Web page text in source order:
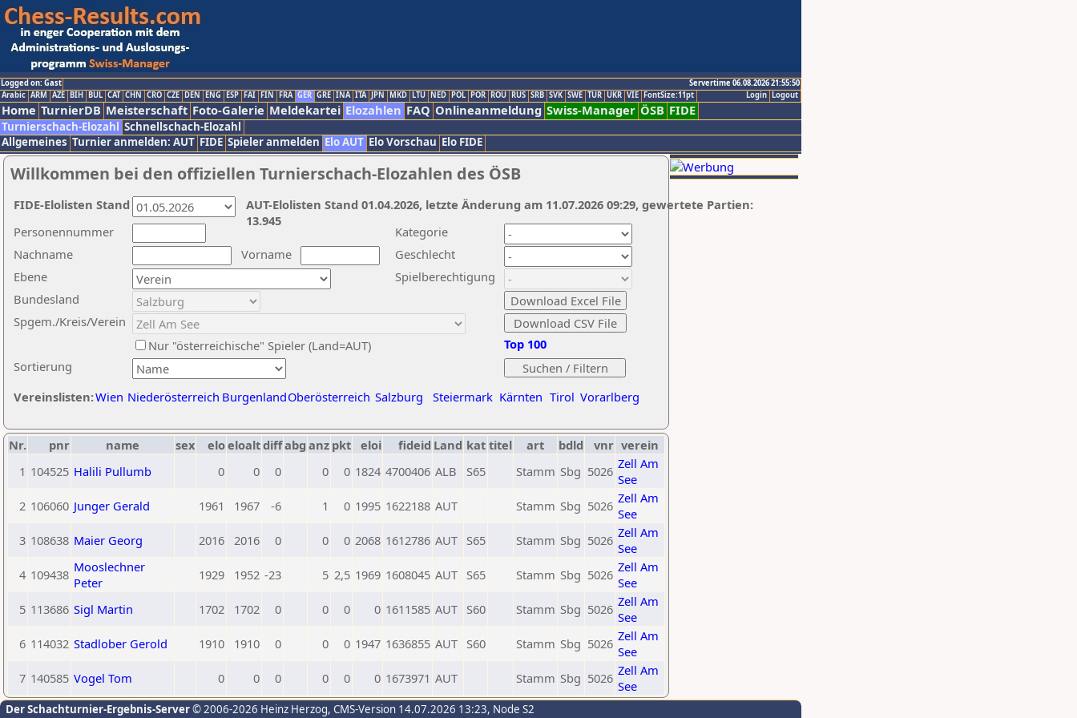
Logged on: Gast
Servertime 06.08.2026 21:55:50
Logout
Login
Arabic ARM AZE BIH BUL CAT CHN CRO CZE DEN ENG ESP FAI FIN FRA GER GRE INA ITA JPN MKD LTU NED POL POR ROU RUS SRB SVK SWE TUR UKR VIE FontSize:11pt
Home TurnierDB Meisterschaft Foto-Galerie Meldekartei Elozahlen FAQ Onlineanmeldung Swiss-Manager ÖSB FIDE
Turnierschach-Elozahl Schnellschach-Elozahl
Allgemeines Turnier anmelden: AUT FIDE Spieler anmelden Elo AUT Elo Vorschau Elo FIDE
Willkommen bei den offiziellen Turnierschach-Elozahlen des ÖSB
Nachname
Vorname
Ebene
Kategorie
Sortierung
Personennummer
Bundesland
Spgem./Kreis/Verein
Geschlecht
Nur "österreichische" Spieler (Land=AUT)
Spielberechtigung
Vereinslisten:Wien Niederösterreich BurgenlandOberösterreich Salzburg Steiermark Kärnten Tirol Vorarlberg
Top 100
AUT-Elolisten Stand 01.04.2026, letzte Änderung am 11.07.2026 09:29, gewertete Partien:
13.945
FIDE-Elolisten Stand
Nr. pnr name sex eloeloaltdiffabg anz pkt eloi fideid Land kat titel art bdld vnr verein
1 104525 Halili Pullumb 0 0 0 0 0 1824 4700406 ALB S65 Stamm Sbg 5026 Zell Am
See
2 106060 Junger Gerald 1961 1967 -6 1 0 1995 1622188 AUT Stamm Sbg 5026 Zell Am
See
3 108638 Maier Georg 2016 2016 0 0 0 2068 1612786 AUT S65 Stamm Sbg 5026 Zell Am
See
4 109438 Mooslechner
Peter
1929 1952 -23 5 2,5 1969 1608045 AUT S65 Stamm Sbg 5026 Zell Am
See
5 113686 Sigl Martin 1702 1702 0 0 0 0 1611585 AUT S60 Stamm Sbg 5026 Zell Am
See
6 114032 Stadlober Gerold 1910 1910 0 0 0 1947 1636855 AUT S60 Stamm Sbg 5026 Zell Am
See
7 140585 Vogel Tom 0 0 0 0 0 0 1673971 AUT Stamm Sbg 5026 Zell Am
See
Der Schachturnier-Ergebnis-Server© 2006-2026 Heinz Herzog, CMS-Version 14.07.2026 13:23, Node S2